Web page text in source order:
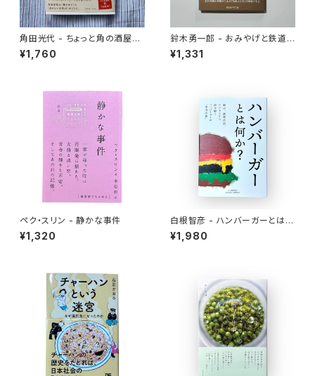
角田光代 - ちょっと角の酒屋ま
で
¥1,760
鈴木勇一郎 - おみやげと鉄道
「名物」が語る日本近代史
¥1,331
ペク・スリン - 静かな事件
¥1,320
白根智彦 - ハンバーガーとは何
か？
¥1,980